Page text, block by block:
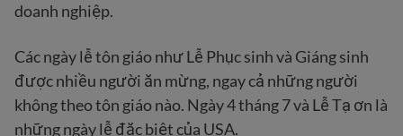
doanh nghiệp.
Các ngày lễ tôn giáo như Lễ Phục sinh và Giáng sinh
được nhiều người ăn mừng, ngay cả những người
không theo tôn giáo nào. Ngày 4 tháng 7 và Lễ Tạ ơn là
những ngày lễ đặc biệt của USA.